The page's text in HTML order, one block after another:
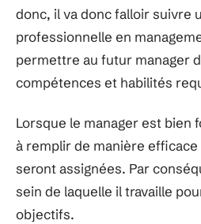
donc, il va donc falloir suivre
professionnelle en
permettre au futur manager
compétences et habilités
Lorsque le manager est bien
à remplir de manière
seront assignées. Par
sein de laquelle il travaille
objectifs.